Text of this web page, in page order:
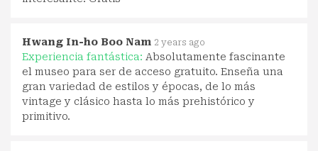
Hwang In-ho Boo Nam 2 years ago
Experiencia fantástica: Absolutamente fascinante
el museo para ser de acceso gratuito. Enseña una
gran variedad de estilos y épocas, de lo más
vintage y clásico hasta lo más prehistórico y
primitivo.